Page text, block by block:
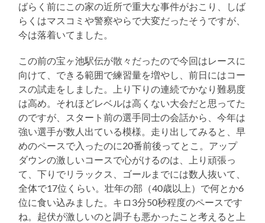
ばらく前にこの家の近所で重大な事件がおこり、しば
らくはマスコミや警察やらで大変だったそうですが、
今は落着いてました。
この前の宝ヶ池駅伝が散々だったので今回はレースに
向けて、できる範囲で練習量を増やし、前日にはコー
スの試走をしました。上り下りの連続でかなり難易度
は高め。それほどレベルは高くない大会だと思ってた
のですが、スタート前の選手同士の会話から、今年は
強い選手が数人出ている模様。走り出してみると、早
めのペースで入ったのに20番前後ってとこ。アップ
ダウンの激しいコースで心がけるのは、上り頑張っ
て、下りでリラックス、ゴールまでには数人抜いて、
全体で17位くらい。壮年の部（40歳以上）で何とか6
位に食い込みました。キロ3分50秒程度のペースです
ね。起伏が激しいのと調子も悪かったこと考えると上